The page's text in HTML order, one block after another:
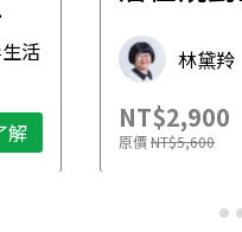
活
解
林黛羚
NT$2,900
原價NT$5,600